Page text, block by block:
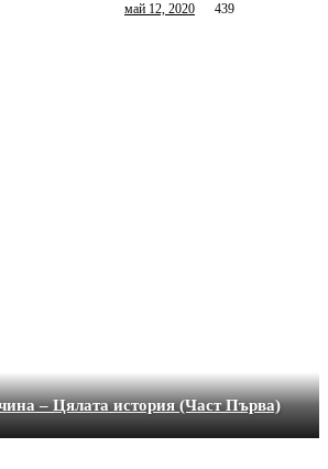
май 12, 2020 439
– Цялата история (Част Първа)